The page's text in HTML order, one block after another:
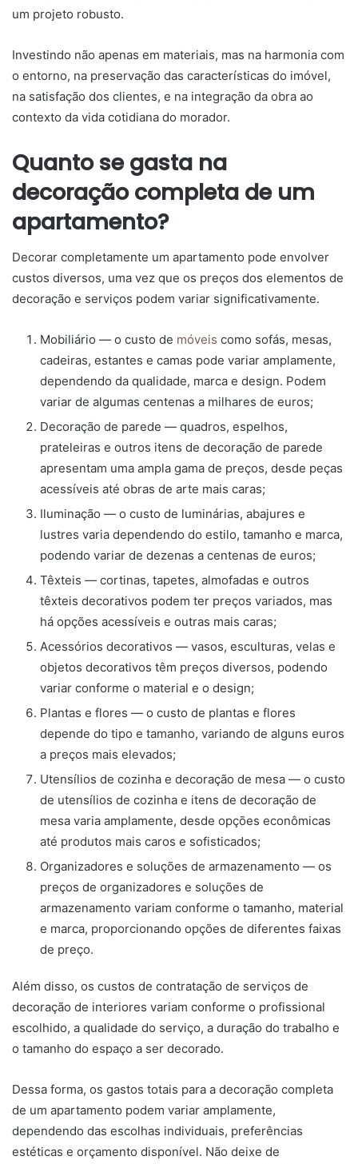
um projeto robusto.
Investindo não apenas em materiais, mas na harmonia com
o entorno, na preservação das características do imóvel,
na satisfação dos clientes, e na integração da obra ao
contexto da vida cotidiana do morador.
Quanto se gasta na
decoração completa de um
apartamento?
Decorar completamente um apartamento pode envolver
custos diversos, uma vez que os preços dos elementos de
decoração e serviços podem variar significativamente.
Mobiliário — o custo de móveis como sofás, mesas,
cadeiras, estantes e camas pode variar amplamente,
dependendo da qualidade, marca e design. Podem
variar de algumas centenas a milhares de euros;
Decoração de parede — quadros, espelhos,
prateleiras e outros itens de decoração de parede
apresentam uma ampla gama de preços, desde peças
acessíveis até obras de arte mais caras;
Iluminação — o custo de luminárias, abajures e
lustres varia dependendo do estilo, tamanho e marca,
podendo variar de dezenas a centenas de euros;
Têxteis — cortinas, tapetes, almofadas e outros
têxteis decorativos podem ter preços variados, mas
há opções acessíveis e outras mais caras;
Acessórios decorativos — vasos, esculturas, velas e
objetos decorativos têm preços diversos, podendo
variar conforme o material e o design;
Plantas e flores — o custo de plantas e flores
depende do tipo e tamanho, variando de alguns euros
a preços mais elevados;
Utensílios de cozinha e decoração de mesa — o custo
de utensílios de cozinha e itens de decoração de
mesa varia amplamente, desde opções econômicas
até produtos mais caros e sofisticados;
Organizadores e soluções de armazenamento — os
preços de organizadores e soluções de
armazenamento variam conforme o tamanho, material
e marca, proporcionando opções de diferentes faixas
de preço.
Além disso, os custos de contratação de serviços de
decoração de interiores variam conforme o profissional
escolhido, a qualidade do serviço, a duração do trabalho e
o tamanho do espaço a ser decorado.
Dessa forma, os gastos totais para a decoração completa
de um apartamento podem variar amplamente,
dependendo das escolhas individuais, preferências
estéticas e orçamento disponível. Não deixe de